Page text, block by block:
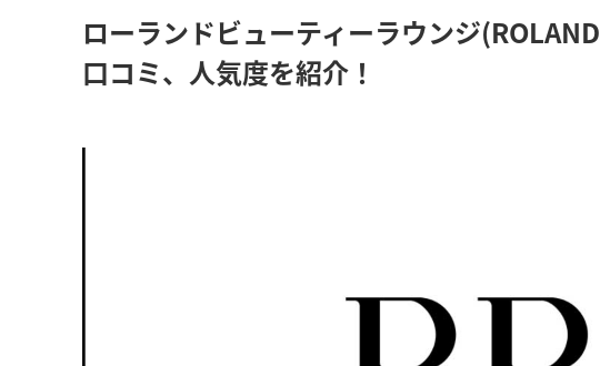
ローランドビューティーラウンジ
口コミ、人気度を紹介！